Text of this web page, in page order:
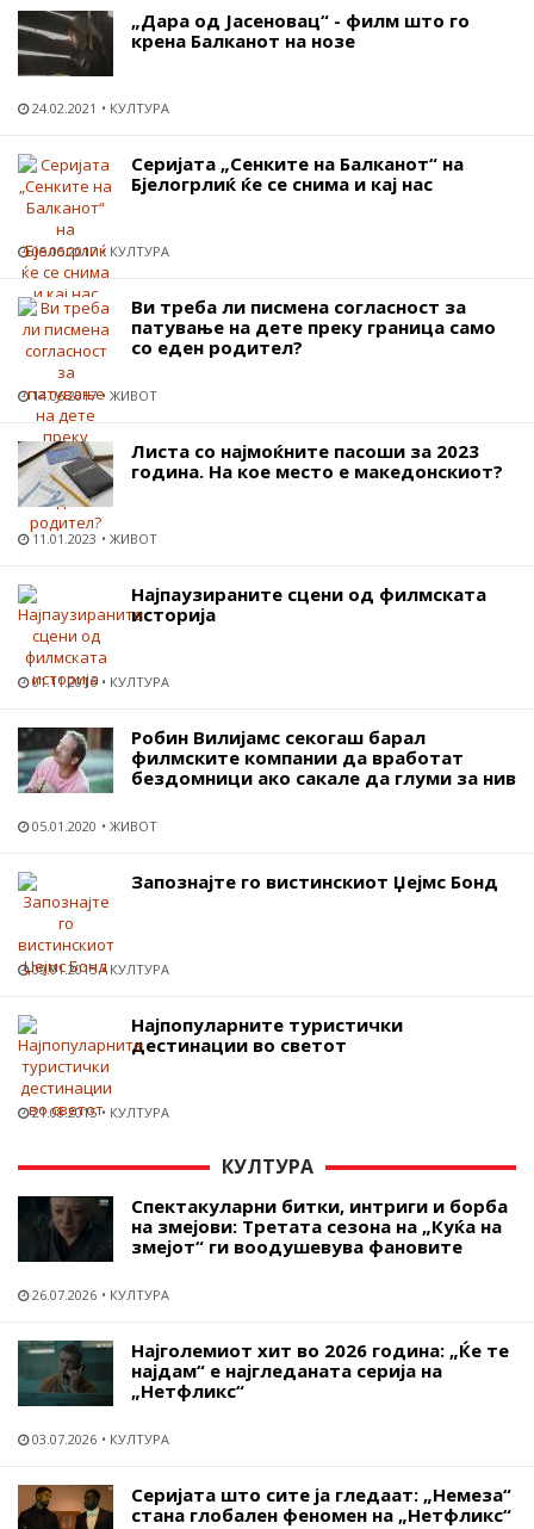
„Дара од Јасеновац“ - филм што го
крена Балканот на нозе
24.02.2021 КУЛТУРА
Серијата „Сенките на Балканот“ на
Бјелогрлиќ ќе се снима и кај нас
05.05.2017 КУЛТУРА
Ви треба ли писмена согласност за
патување на дете преку граница само
со еден родител?
14.06.2017 ЖИВОТ
Листа со најмоќните пасоши за 2023
година. На кое место е македонскиот?
11.01.2023 ЖИВОТ
Најпаузираните сцени од филмската
историја
01.11.2016 КУЛТУРА
Робин Вилијамс секогаш барал
филмските компании да вработат
бездомници ако сакале да глуми за нив
05.01.2020 ЖИВОТ
Запознајте го вистинскиот Џејмс Бонд
09.01.2015 КУЛТУРА
Најпопуларните туристички
дестинации во светот
21.08.2015 КУЛТУРА
КУЛТУРА
Спектакуларни битки, интриги и борба
на змејови: Третата сезона на „Куќа на
змејот“ ги воодушевува фановите
26.07.2026 КУЛТУРА
Најголемиот хит во 2026 година: „Ќе те
најдам“ е најгледаната серија на
„Нетфликс“
03.07.2026 КУЛТУРА
Серијата што сите ја гледаат: „Немеза“
стана глобален феномен на „Нетфликс“